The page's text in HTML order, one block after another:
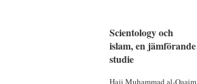
Scientology och
islam, en jämförande
studie
Haji Muhammadal‐Qaaim